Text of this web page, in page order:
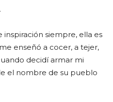
siempre, ella es
enseñó a cocer, a tejer,
decidí armar mi
el nombre de su pueblo